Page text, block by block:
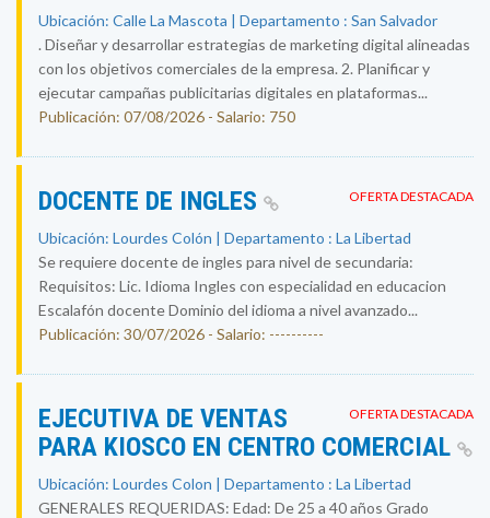
Ubicación: Calle La Mascota | Departamento : San Salvador
. Diseñar y desarrollar estrategias de marketing digital alineadas
con los objetivos comerciales de la empresa. 2. Planificar y
ejecutar campañas publicitarias digitales en plataformas...
Publicación: 07/08/2026 - Salario: 750
OFERTA DESTACADA
DOCENTE DE INGLES
Ubicación: Lourdes Colón | Departamento : La Libertad
Se requiere docente de ingles para nivel de secundaria:
Requisitos: Lic. Idioma Ingles con especialidad en educacion
Escalafón docente Dominio del idioma a nivel avanzado...
Publicación: 30/07/2026 - Salario: ----------
OFERTA DESTACADA
EJECUTIVA DE VENTAS
PARA KIOSCO EN CENTRO COMERCIAL
Ubicación: Lourdes Colon | Departamento : La Libertad
GENERALES REQUERIDAS: Edad: De 25 a 40 años Grado